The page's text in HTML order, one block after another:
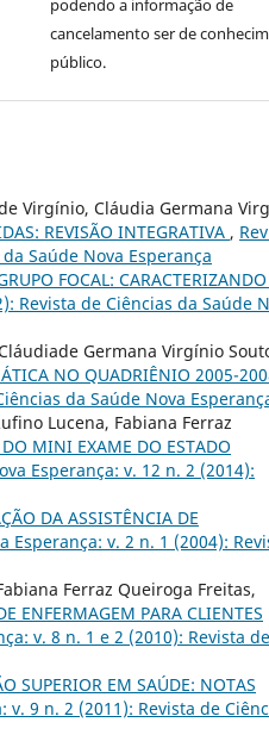
podendo a informação de
cancelamento ser de
público.
Virgínio, Cláudia Germana
REVISÃO INTEGRATIVA ,
Saúde Nova Esperança
FOCAL:
Revista de Ciências da Saúde
Germana Virgínio
NO QUADRIÊNIO 2005-
da Saúde Nova
Lucena, Fabiana Ferraz
MINI EXAME DO ESTADO
Esperança: v. 12 n. 2 (2014):
DA ASSISTÊNCIA DE
Esperança: v. 2 n. 1 (2004):
Ferraz Queiroga Freitas,
ENFERMAGEM PARA CLIENTES
v. 8 n. 1 e 2 (2010): Revista de
SUPERIOR EM SAÚDE: NOTAS
v. 9 n. 2 (2011): Revista de